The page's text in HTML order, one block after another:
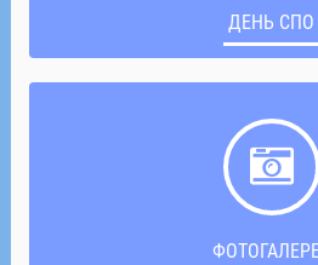
ДЕНЬ СПО